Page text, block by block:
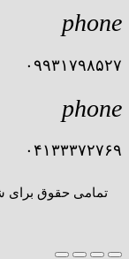
phone
۰۹۹۳۱۷۹۸۵۲۷
phone
۰۴۱۳۳۳۷۲۷۶۹
تمامی حقوق